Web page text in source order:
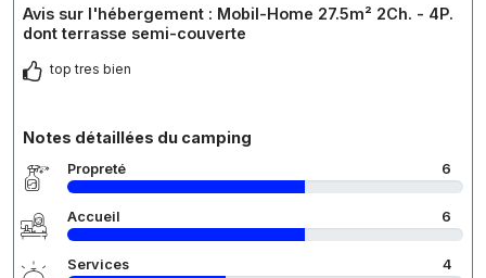
Avis sur l'hébergement : Mobil-Home 27.5m² 2Ch. - 4P.
dont terrasse semi-couverte
top tres bien
Notes détaillées du camping
Propreté 6
Accueil 6
Services 4